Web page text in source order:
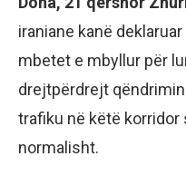
iraniane kanë
mbetet e mbyllur për
drejtpërdrejt
trafiku në këtë
normalisht.